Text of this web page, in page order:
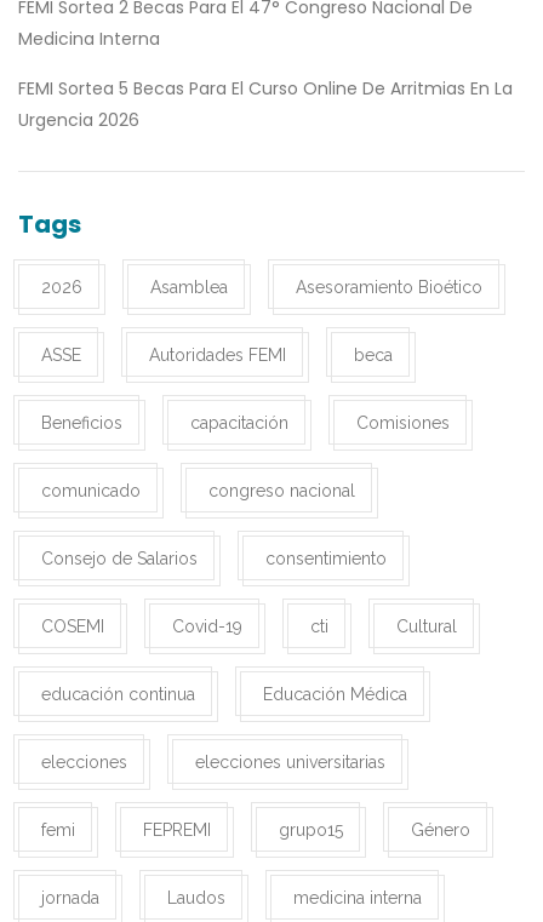
FEMI Sortea 2 Becas Para El 47° Congreso Nacional De
Medicina Interna
FEMI Sortea 5 Becas Para El Curso Online De Arritmias En La
Urgencia 2026
Tags
2026 Asamblea Asesoramiento Bioético
ASSE Autoridades FEMI beca
Beneficios capacitación Comisiones
comunicado congreso nacional
Consejo de Salarios consentimiento
COSEMI Covid-19 cti Cultural
educación continua Educación Médica
elecciones elecciones universitarias
femi FEPREMI grupo15 Género
jornada Laudos medicina interna